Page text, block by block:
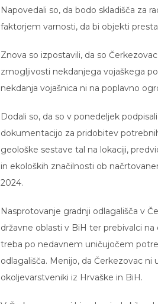
Napovedali so, da bodo skladišča za
faktorjem varnosti, da bi objekti
Znova so izpostavili, da so
zmogljivosti nekdanjega vojaškega
nekdanja vojašnica ni na poplavno
Dodali so, da so v ponedeljek
dokumentacijo za pridobitev
geološke sestave tal na lokaciji,
in ekoloških značilnosti ob
2024.
Nasprotovanje gradnji odlagališča v
državne oblasti v BiH ter prebivalci
treba po nedavnem uničujočem
odlagališča. Menijo, da Čerkezovac
okoljevarstveniki iz Hrvaške in BiH.